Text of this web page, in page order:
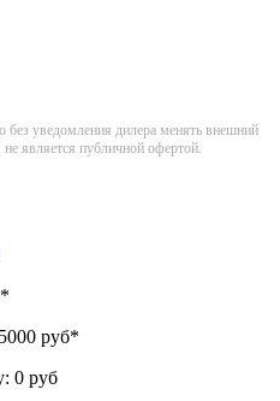
без уведомления дилера менять внешний
является публичной офертой.
*
5000 руб*
0 руб